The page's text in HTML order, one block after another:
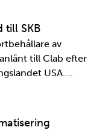
…
till SKB
av
till Clab efter
USA.
av SKB:s
i…